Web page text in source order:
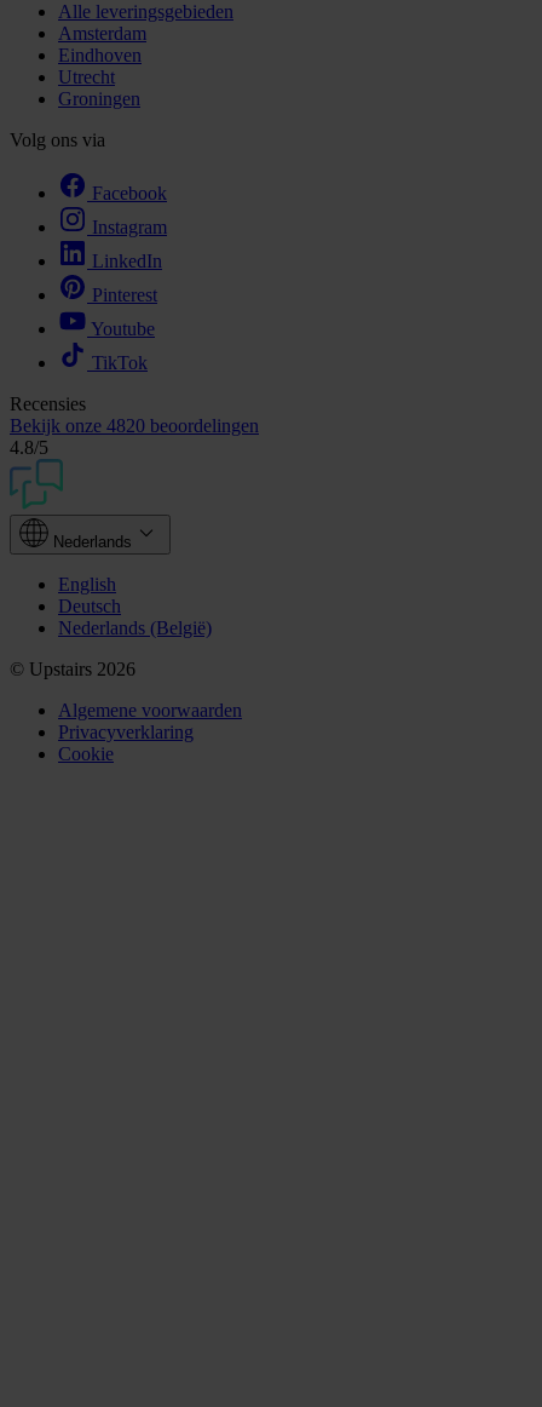
Alle leveringsgebieden
Amsterdam
Eindhoven
Utrecht
Groningen
Volg ons via
Facebook
Instagram
LinkedIn
Pinterest
Youtube
TikTok
Recensies
Bekijk onze 4820 beoordelingen
4.8/5
Nederlands
English
Deutsch
Nederlands (België)
© Upstairs 2026
Algemene voorwaarden
Privacyverklaring
Cookie